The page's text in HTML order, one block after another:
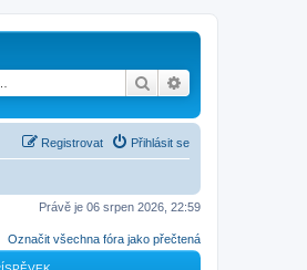
Hledat
Přihlásit se
Registrovat
Právě je 06 srpen 2026, 22:59
Označit všechna fóra jako přečtená